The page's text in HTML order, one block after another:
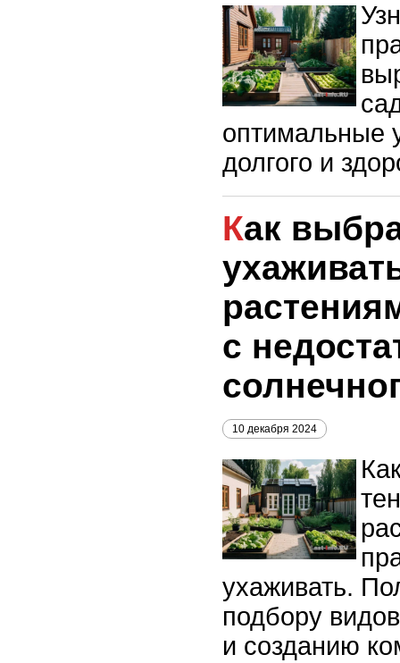
оптимальные
долгого и
Как выбрать и
с
10 декабря 2024
ухаживать.
подбору
и созданию